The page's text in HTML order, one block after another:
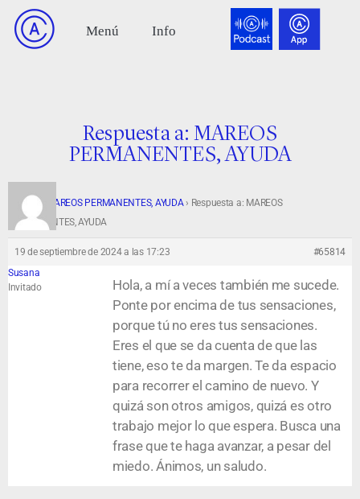
Respuesta a: MAREOS
PERMANENTES, AYUDA
Foro › MAREOS PERMANENTES, AYUDA› Respuesta a: MAREOS
PERMANENTES, AYUDA
19 de septiembre de 2024 a las 17:23
#65814
Susana
Invitado
Hola, a mí a veces también me sucede.
Ponte por encima de tus sensaciones,
porque tú no eres tus sensaciones.
Eres el que se da cuenta de que las
tiene, eso te da margen. Te da espacio
para recorrer el camino de nuevo. Y
quizá son otros amigos, quizá es otro
trabajo mejor lo que espera. Busca una
frase que te haga avanzar, a pesar del
miedo. Ánimos, un saludo.